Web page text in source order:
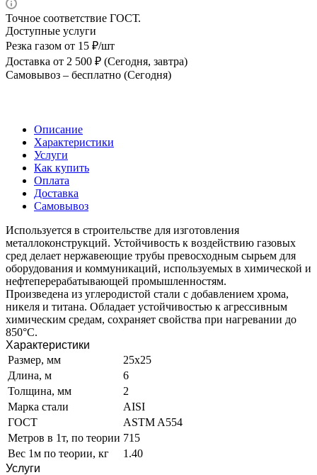
Точное соответствие ГОСТ.
Доступные услуги
Резка газом от 15 ₽/шт
Доставка от 2 500 ₽ (Сегодня, завтра)
Самовывоз – бесплатно (Сегодня)
Описание
Характеристики
Услуги
Как купить
Оплата
Доставка
Самовывоз
Используется в строительстве для изготовления
металлоконструкций. Устойчивость к воздействию газовых
сред делает нержавеющие трубы превосходным сырьем для
оборудования и коммуникаций, используемых в химической и
нефтеперерабатывающей промышленностям.
Произведена из углеродистой стали с добавлением хрома,
никеля и титана. Обладает устойчивостью к агрессивным
химическим средам, сохраняет свойства при нагревании до
850°C.
Характеристики
Размер, мм
25х25
Длина, м
6
Толщина, мм
2
Марка стали
AISI
ГОСТ
ASTM A554
Метров в 1т, по теории 715
Вес 1м по теории, кг
1.40
Услуги